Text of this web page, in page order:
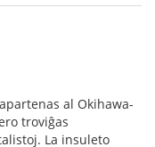
al Okihawa-
troviĝas
La insuleto